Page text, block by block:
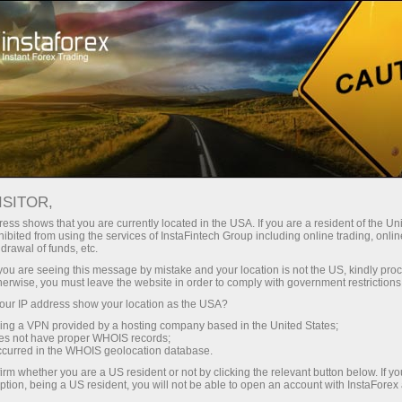
Новости рынка Форекс
shows that you are currently located in the USA. If you are a resident of the
from using the services of InstaFintech Group including online trading,
of funds, etc.
are seeing this message by mistake and your location is not the US, kindly
you must leave the website in order to comply with government
IP address show your location as the USA?
a VPN provided by a hosting company based in the United States;
not have proper WHOIS records;
in the WHOIS geolocation database.
whether you are a US resident or not by clicking the relevant button below. If
being a US resident, you will not be able to open an account with InstaForex